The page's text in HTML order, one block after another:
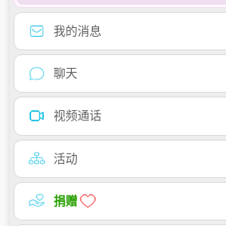
我的消息
聊天
视频通话
活动
捐赠